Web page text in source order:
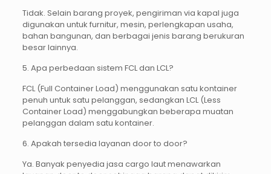
Tidak. Selain barang proyek, pengiriman via kapal juga
digunakan untuk furnitur, mesin, perlengkapan usaha,
bahan bangunan, dan berbagai jenis barang berukuran
besar lainnya.
5. Apa perbedaan sistem FCL dan LCL?
FCL (Full Container Load) menggunakan satu kontainer
penuh untuk satu pelanggan, sedangkan LCL (Less
Container Load) menggabungkan beberapa muatan
pelanggan dalam satu kontainer.
6. Apakah tersedia layanan door to door?
Ya. Banyak penyedia jasa cargo laut menawarkan